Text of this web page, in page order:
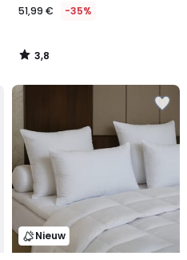
51,99 € -35%
3,8
/
Nieuw